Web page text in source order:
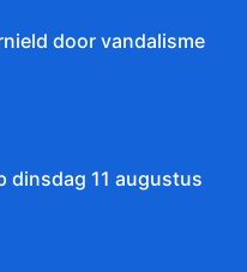
door vandalisme
dinsdag 11 augustus